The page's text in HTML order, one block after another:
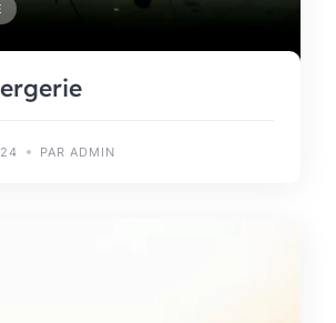
PAR ADMIN